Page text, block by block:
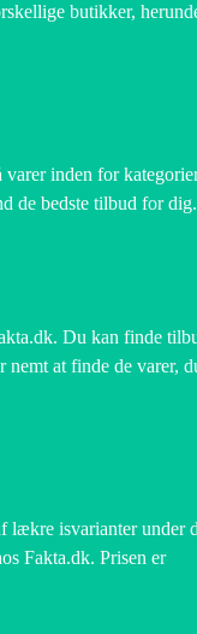
butikker,
inden for
de bedste tilbud for dig.
Du kan finde
nemt at finde de varer,
lækre isvarianter under
Fakta.dk. Prisen er